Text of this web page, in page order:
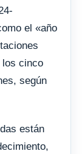
el «año
los cinco
según
están